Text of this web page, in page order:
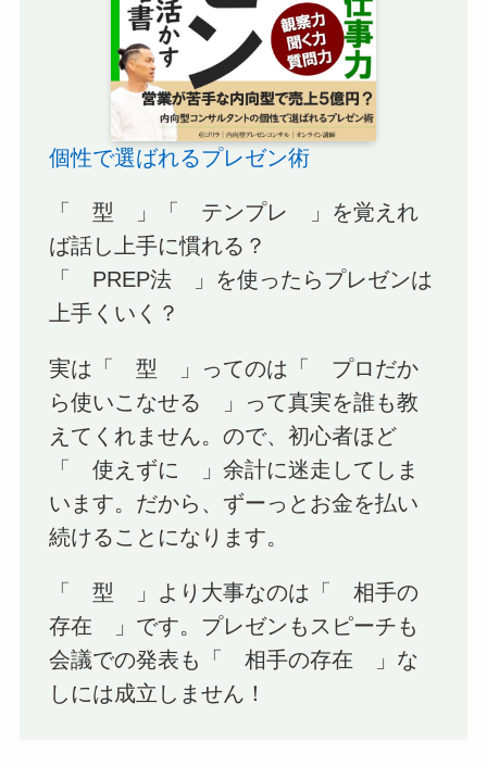
個性で選ばれるプレゼン術
「 型 」「 テンプレ 」を覚えれ
ば話し上手に慣れる？
「 PREP法 」を使ったらプレゼンは
上手くいく？
実は「 型 」ってのは「 プロだか
ら使いこなせる 」って真実を誰も教
えてくれません。ので、初心者ほど
「 使えずに 」余計に迷走してしま
います。だから、ずーっとお金を払い
続けることになります。
「 型 」より大事なのは「 相手の
存在 」です。プレゼンもスピーチも
会議での発表も「 相手の存在 」な
しには成立しません！